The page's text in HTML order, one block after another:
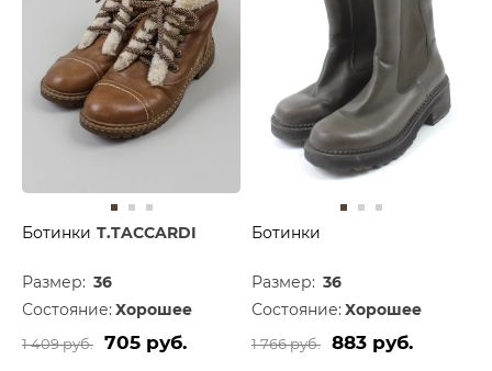
Ботинки T.TACCARDI
Размер: 36
Состояние: Хорошее
1 409 руб. 705 руб.
Ботинки
Размер: 36
Состояние: Хорошее
1 766 руб. 883 руб.